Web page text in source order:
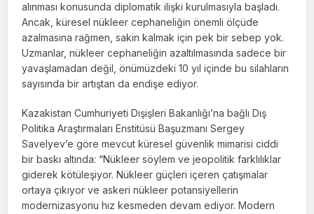
alınması konusunda diplomatik ilişki kurulmasıyla başladı.
Ancak, küresel nükleer cephaneliğin önemli ölçüde
azalmasına rağmen, sakin kalmak için pek bir sebep yok.
Uzmanlar, nükleer cephaneliğin azaltılmasında sadece bir
yavaşlamadan değil, önümüzdeki 10 yıl içinde bu silahların
sayısında bir artıştan da endişe ediyor.
Kazakistan Cumhuriyeti Dışişleri Bakanlığı’na bağlı Dış
Politika Araştırmaları Enstitüsü Başuzmanı Sergey
Savelyev’e göre mevcut küresel güvenlik mimarisi ciddi
bir baskı altında: “Nükleer söylem ve jeopolitik farklılıklar
giderek kötüleşiyor. Nükleer güçleri içeren çatışmalar
ortaya çıkıyor ve askeri nükleer potansiyellerin
modernizasyonu hız kesmeden devam ediyor. Modern